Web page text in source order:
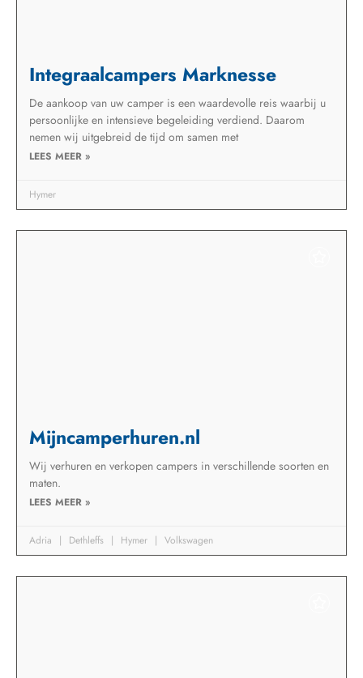
Integraalcampers Marknesse
De aankoop van uw camper is een waardevolle reis waarbij u
persoonlijke en intensieve begeleiding verdiend. Daarom
nemen wij uitgebreid de tijd om samen met
LEES MEER »
Hymer
Mijncamperhuren.nl
Wij verhuren en verkopen campers in verschillende soorten en
maten.
LEES MEER »
Adria Dethleffs Hymer Volkswagen